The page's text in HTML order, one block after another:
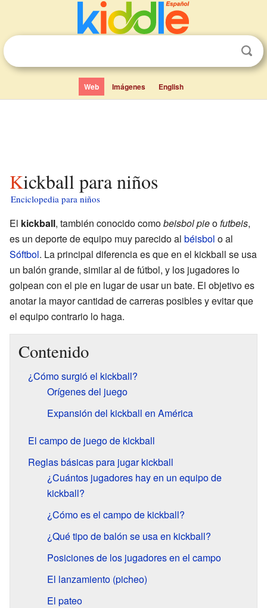
Web Imágenes English
Kickball para niños
Enciclopedia para niños
El kickball, también conocido comobeisbol pieofutbeis,
es un deporte de equipo muy parecido al béisbol o al
Sóftbol. La principal diferencia es que en el kickball se usa
un balón grande, similar al de fútbol, y los jugadores lo
golpean con el pie en lugar de usar un bate. El objetivo es
anotar la mayor cantidad de carreras posibles y evitar que
el equipo contrario lo haga.
Contenido
¿Cómo surgió el kickball?
Orígenes del juego
Expansión del kickball en América
El campo de juego de kickball
Reglas básicas para jugar kickball
¿Cuántos jugadores hay en un equipo de
kickball?
¿Cómo es el campo de kickball?
¿Qué tipo de balón se usa en kickball?
Posiciones de los jugadores en el campo
El lanzamiento (picheo)
El pateo